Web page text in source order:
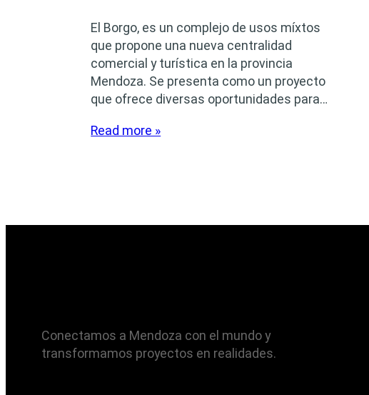
El Borgo, es un complejo de usos míxtos
que propone una nueva centralidad
comercial y turística en la provincia
Mendoza. Se presenta como un proyecto
que ofrece diversas oportunidades para…
Read more »
Conectamos a Mendoza con el mundo y
transformamos proyectos en realidades.